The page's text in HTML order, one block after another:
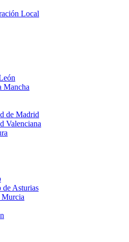
Local
Mancha
de Madrid
Valenciana
de Asturias
Murcia